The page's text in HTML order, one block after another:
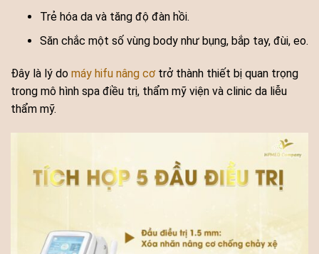
Trẻ hóa da và tăng độ đàn hồi.
Săn chắc một số vùng body như bụng, bắp tay, đùi, eo.
Đây là lý do máy hifu nâng cơ trở thành thiết bị quan trọng
trong mô hình spa điều trị, thẩm mỹ viện và clinic da liễu
thẩm mỹ.